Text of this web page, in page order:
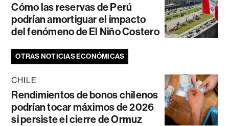
Cómo las reservas de Perú
podrían amortiguar el impacto
del fenómeno de El Niño Costero
OTRAS NOTICIAS ECONÓMICAS
CHILE
Rendimientos de bonos chilenos
podrían tocar máximos de 2026
si persiste el cierre de Ormuz